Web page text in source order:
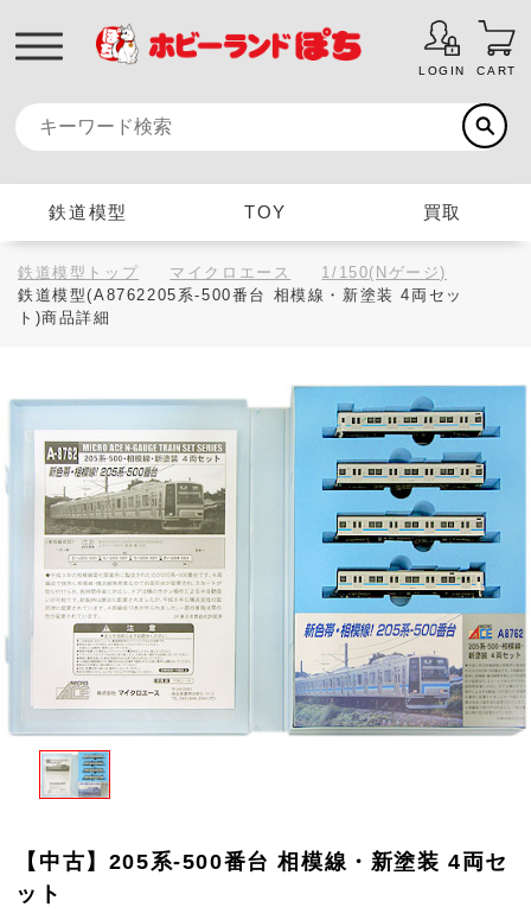
LOGIN CART
鉄道模型 TOY 買取
鉄道模型トップ マイクロエース
1/150(Nゲージ)
鉄道模型(A8762205系-500番台 相模線・新塗装 4両セッ
ト)商品詳細
【中古】205系-500番台 相模線・新塗装 4両セ
ット